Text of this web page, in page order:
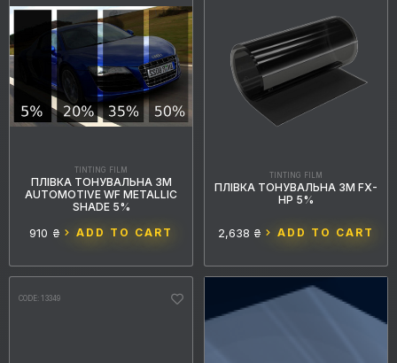
TINTING FILM
ПЛІВКА ТОНУВАЛЬНА 3M
AUTOMOTIVE WF METALLIC
SHADE 5%
910 ₴ ADD TO CART
TINTING FILM
ПЛІВКА ТОНУВАЛЬНА 3M FX-
HP 5%
2,638 ₴ ADD TO CART
CODE: 13349